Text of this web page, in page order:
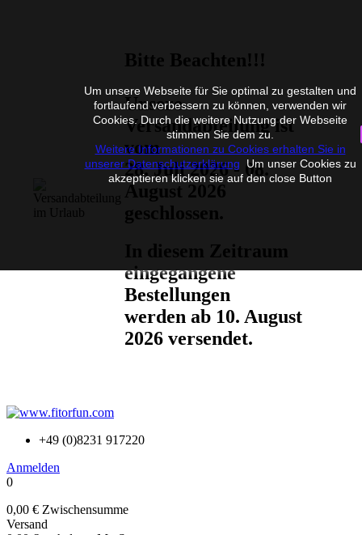
Bitte Beachten!!!
Unsere
Versandabteilung ist
vom
28. Juli 2026 - 08.
August 2026
geschlossen.
In diesem Zeitraum
eingegangene
Bestellungen
werden ab 10. August
2026 versendet.
+49 (0)8231 917220
Anmelden
0
0,00 € Zwischensumme
Versand
Um unsere Webseite für Sie optimal zu gestalten und
fortlaufend verbessern zu können, verwenden wir
Cookies. Durch die weitere Nutzung der Webseite
stimmen Sie dem zu.
Weitere Informationen zu Cookies erhalten Sie in
unserer Datenschutzerklärung Um unser Cookies zu
akzeptieren klicken sie auf den close Button